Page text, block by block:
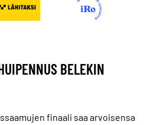
BELEKIN
finaali saa arvoisensa